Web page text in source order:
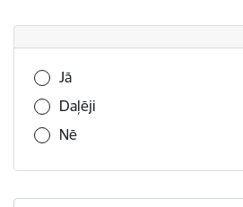
Vai šī informācija bija noderīga?
Jā
Daļēji
Nē